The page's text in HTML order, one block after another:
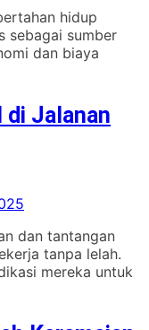
hidup
sebagai sumber
dan biaya
di Jalanan
dan tantangan
tanpa lelah.
mereka untuk